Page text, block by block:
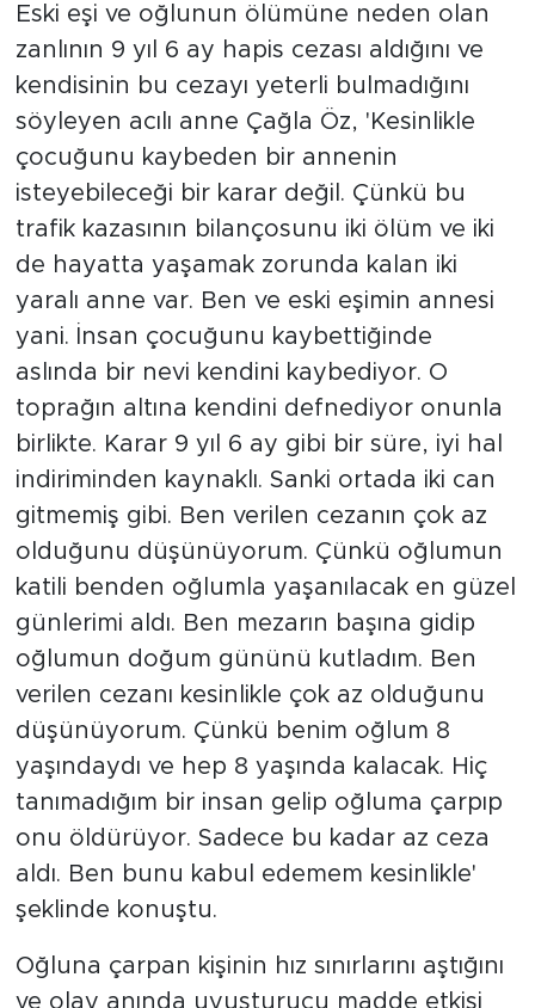
Eski eşi ve oğlunun ölümüne neden olan
zanlının 9 yıl 6 ay hapis cezası aldığını ve
kendisinin bu cezayı yeterli bulmadığını
söyleyen acılı anne Çağla Öz, 'Kesinlikle
çocuğunu kaybeden bir annenin
isteyebileceği bir karar değil. Çünkü bu
trafik kazasının bilançosunu iki ölüm ve iki
de hayatta yaşamak zorunda kalan iki
yaralı anne var. Ben ve eski eşimin annesi
yani. İnsan çocuğunu kaybettiğinde
aslında bir nevi kendini kaybediyor. O
toprağın altına kendini defnediyor onunla
birlikte. Karar 9 yıl 6 ay gibi bir süre, iyi hal
indiriminden kaynaklı. Sanki ortada iki can
gitmemiş gibi. Ben verilen cezanın çok az
olduğunu düşünüyorum. Çünkü oğlumun
katili benden oğlumla yaşanılacak en güzel
günlerimi aldı. Ben mezarın başına gidip
oğlumun doğum gününü kutladım. Ben
verilen cezanı kesinlikle çok az olduğunu
düşünüyorum. Çünkü benim oğlum 8
yaşındaydı ve hep 8 yaşında kalacak. Hiç
tanımadığım bir insan gelip oğluma çarpıp
onu öldürüyor. Sadece bu kadar az ceza
aldı. Ben bunu kabul edemem kesinlikle'
şeklinde konuştu.
Oğluna çarpan kişinin hız sınırlarını aştığını
ve olay anında uyuşturucu madde etkisi